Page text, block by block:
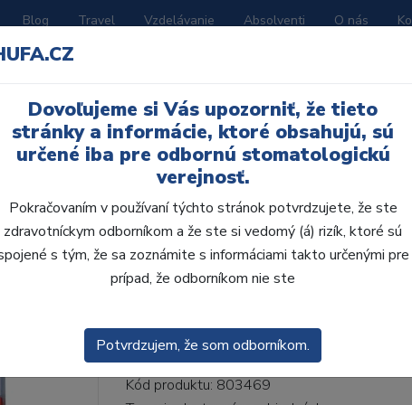
Blog Travel Vzdelávanie Absolventi O nás
I46-D45, B1
AcryRock 1x28 S48-
• Dvojvrstvové veľmi estetické živičné zuby
zub.• Vďaka použitiu špeciálnej živice novej
odolávajú ab...ZOBRAZIT VÍCE
Kód produktu: 803469
Dovoľujeme si Vás upozorniť, že tieto
stránky a informácie, ktoré obsahujú, sú
určené iba pre odbornú stomatologickú
verejnosť.
Pokračovaním v používaní týchto stránok potvrdzujete, že ste
zdravotníckym odborníkom a že ste si vedomý (á) rizík, ktoré sú
s tým, že sa zoznámite s informáciami takto určenými pre
prípad, že odborníkom nie ste
Potvrdzujem, že som odborníkom.